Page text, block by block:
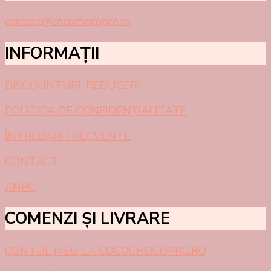
contact@cocochocopro.ro
INFORMAȚII
DISCOUNTURI, REDUCERI
POLITICA DE CONFIDENȚIALITATE
ÎNTREBĂRI FRECVENTE
CONTACT
ANPC
COMENZI ȘI LIVRARE
CONTUL MEU LA COCOCHOCOPRO.RO